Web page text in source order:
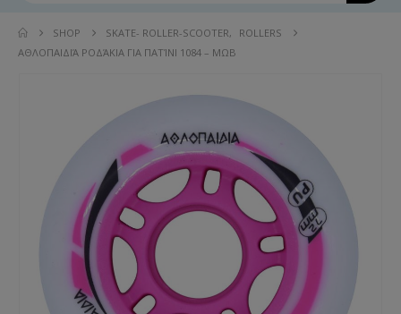
SHOP SKATE- ROLLER-SCOOTER,
ROLLERS
ΑΘΛΟΠΑΙΔΙΆ ΡΟΔΆΚΙΑ ΓΙΑ ΠΑΤΊΝΙ 1084 – ΜΩΒ